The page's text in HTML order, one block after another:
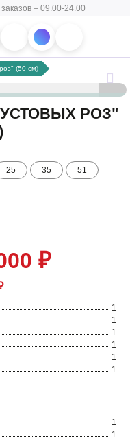
– 09.00-24.00
(50 см)
РОЗ"
25 35 51
₽
1
1
1
1
1
1
1
1